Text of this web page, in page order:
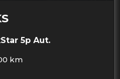
5p Aut.
km